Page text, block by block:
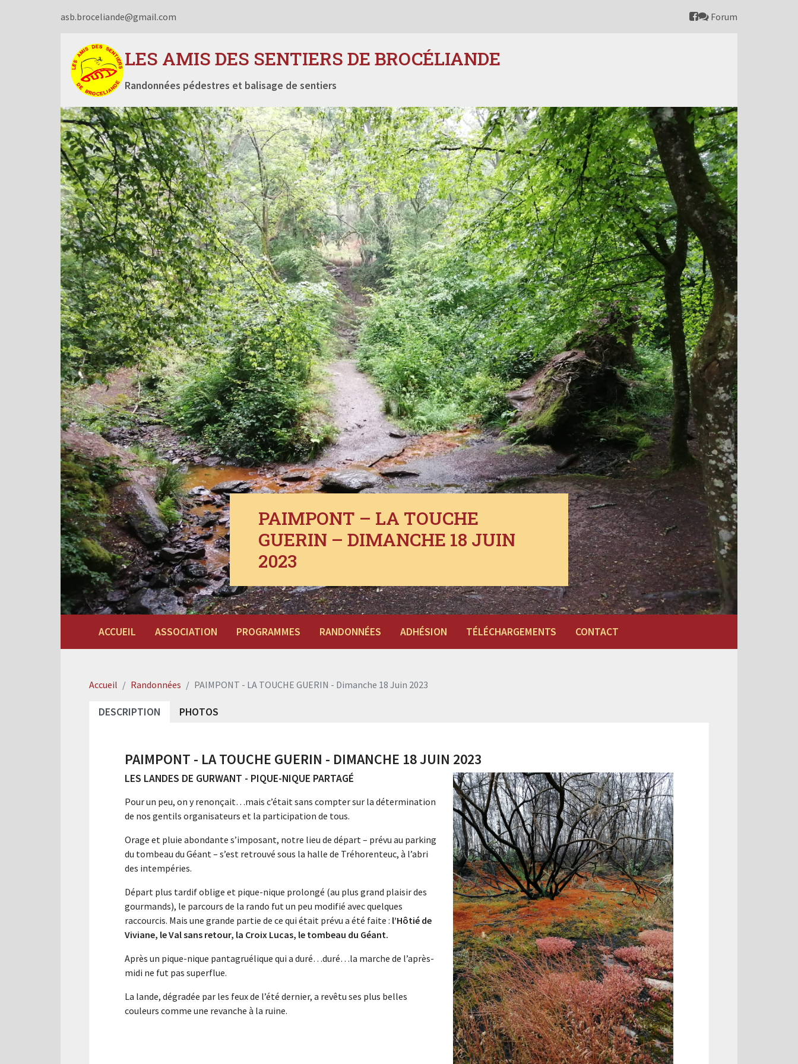
asb.broceliande@gmail.com Forum
LES AMIS DES SENTIERS DE BROCÉLIANDE
Randonnées pédestres et balisage de sentiers
PAIMPONT – LA TOUCHE
GUERIN – DIMANCHE 18 JUIN
2023
ACCUEIL ASSOCIATION PROGRAMMES RANDONNÉES ADHÉSION TÉLÉCHARGEMENTS CONTACT
Accueil Randonnées PAIMPONT - LA TOUCHE GUERIN - Dimanche 18 Juin 2023
DESCRIPTION PHOTOS
PAIMPONT - LA TOUCHE GUERIN - DIMANCHE 18 JUIN 2023
LES LANDES DE GURWANT - PIQUE-NIQUE PARTAGÉ
Pour un peu, on y renonçait…mais c’était sans compter sur la détermination
de nos gentils organisateurs et la participation de tous.
Orage et pluie abondante s’imposant, notre lieu de départ – prévu au parking
du tombeau du Géant – s’est retrouvé sous la halle de Tréhorenteuc, à l’abri
des intempéries.
Départ plus tardif oblige et pique-nique prolongé (au plus grand plaisir des
gourmands), le parcours de la rando fut un peu modifié avec quelques
raccourcis. Mais une grande partie de ce qui était prévu a été faite : l’Hôtié de
Viviane, le Val sans retour, la Croix Lucas, le tombeau du Géant.
Après un pique-nique pantagruélique qui a duré…duré…la marche de l’après-
midi ne fut pas superflue.
La lande, dégradée par les feux de l’été dernier, a revêtu ses plus belles
couleurs comme une revanche à la ruine.